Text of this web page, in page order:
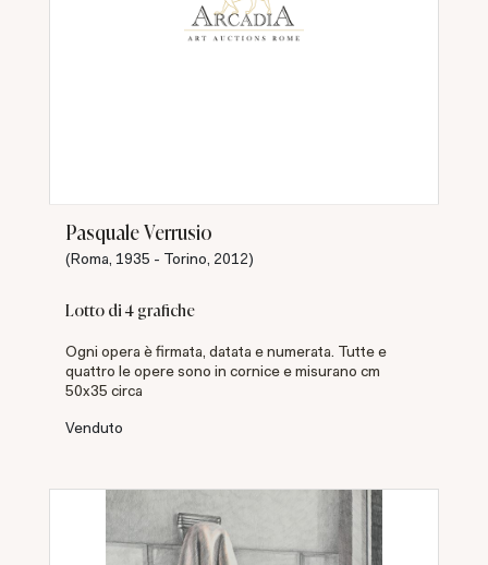
Pasquale Verrusio
(Roma, 1935 - Torino, 2012)
Lotto di 4 grafiche
Ogni opera è firmata, datata e numerata. Tutte e
quattro le opere sono in cornice e misurano cm
50x35 circa
Venduto